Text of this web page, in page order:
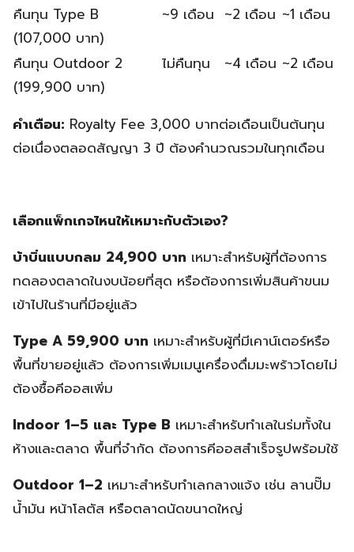
คืนทุน Type B
(107,000 บาท)
~9 เดือน ~2 เดือน ~1 เดือน
คืนทุน Outdoor 2
(199,900 บาท)
ไม่คืนทุน ~4 เดือน ~2 เดือน
คำเตือน: Royalty Fee 3,000 บาทต่อเดือนเป็นต้นทุน
ต่อเนื่องตลอดสัญญา 3 ปี ต้องคำนวณรวมในทุกเดือน
เลือกแพ็กเกจไหนให้เหมาะกับตัวเอง?
บ้าบิ่นแบบกลม 24,900 บาท เหมาะสำหรับผู้ที่ต้องการ
ทดลองตลาดในงบน้อยที่สุด หรือต้องการเพิ่มสินค้าขนม
เข้าไปในร้านที่มีอยู่แล้ว
Type A 59,900 บาท เหมาะสำหรับผู้ที่มีเคาน์เตอร์หรือ
พื้นที่ขายอยู่แล้ว ต้องการเพิ่มเมนูเครื่องดื่มมะพร้าวโดยไม่
ต้องซื้อคีออสเพิ่ม
Indoor 1–5 และ Type B เหมาะสำหรับทำเลในร่มทั้งใน
ห้างและตลาด พื้นที่จำกัด ต้องการคีออสสำเร็จรูปพร้อมใช้
Outdoor 1–2 เหมาะสำหรับทำเลกลางแจ้ง เช่น ลานปั๊ม
น้ำมัน หน้าโลตัส หรือตลาดนัดขนาดใหญ่